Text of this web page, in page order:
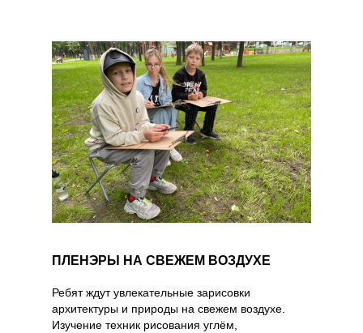
Ребят ждут увлекательные зарисовки
архитектуры и природы на свежем воздухе.
Изучение техник рисования углём,
ПЛЕНЭРЫ НА СВЕЖЕМ ВОЗДУХЕ